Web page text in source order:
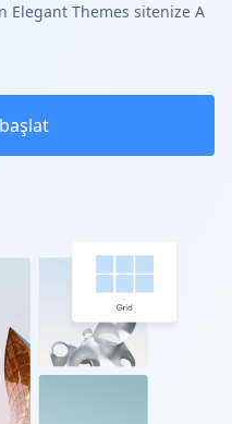
Elegant Themes sitenize A